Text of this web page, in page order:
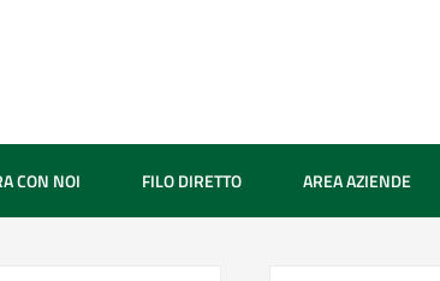
CON NOI FILO DIRETTO AREA AZIENDE